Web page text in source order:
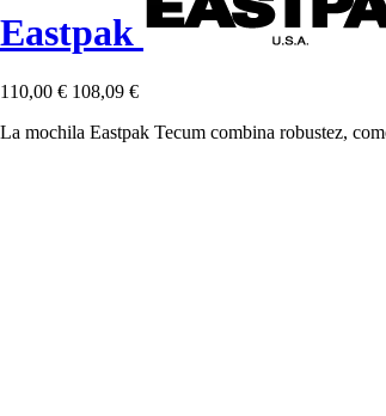
Eastpak
110,00 € 108,09 €
La mochila Eastpak Tecum combina robustez,